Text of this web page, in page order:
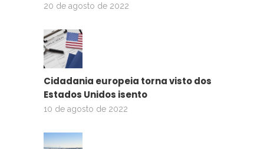
20 de agosto de 2022
Cidadania europeia torna visto dos
Estados Unidos isento
10 de agosto de 2022